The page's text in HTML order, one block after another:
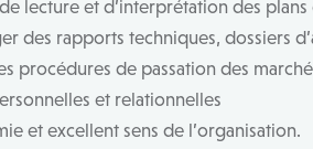
lecture et d’interprétation des
des rapports techniques, dossiers
procédures de passation des
et relationnelles
et excellent sens de l’organisation.